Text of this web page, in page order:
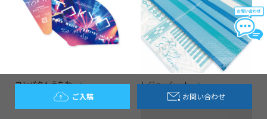
ご入稿 お問い合わせ
コンパクトうちわ レジャーシート